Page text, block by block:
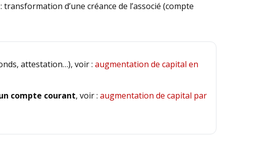
: transformation d’une créance de l’associé (compte
attestation…), voir : augmentation de capital en
compte courant, voir : augmentation de capital par